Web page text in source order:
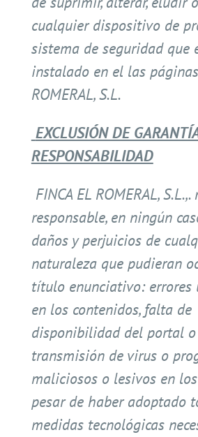
cualquier dispositivo de
sistema de seguridad que
instalado en el las
ROMERAL, S.L.
EXCLUSIÓN DE
RESPONSABILIDAD
FINCA EL ROMERAL,
responsable, en ningún
daños y perjuicios de
naturaleza que pudieran
título enunciativo: errores
en los contenidos, falta de
disponibilidad del portal
transmisión de virus o
maliciosos o lesivos en
pesar de haber adoptado
medidas tecnológicas